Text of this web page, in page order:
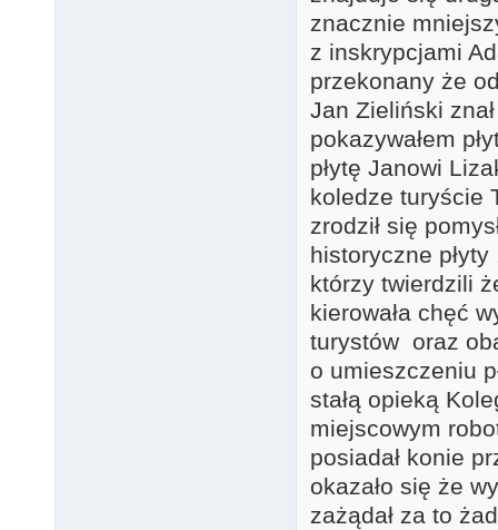
znacznie
z inskrypcjami
przekonany że
Jan Zieliński
pokazywałem
płytę Janowi
koledze turyście
zrodził się
historyczne
którzy twierdzili
kierowała chęć
turystów oraz
o umieszczeniu
stałą opieką
miejscowym
posiadał konie
okazało się że
zażądał za to